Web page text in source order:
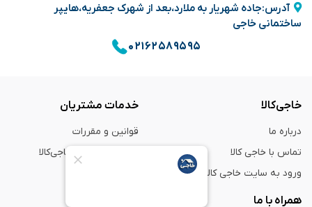
آدرس:جاده شهریار به ملارد،بعد از شهرک جعفریه،هایپر
ساختمانی خاجی
۰۲۱۶۲۵۸۹۵۹۵
خاجی‌کالا
درباره ما
تماس با خاجی کالا
ورود به سایت خاجی‌ کالا
خدمات مشتریان
قوانین و مقررات
راهنمای خرید از خاجی‌کالا
همراه با ما